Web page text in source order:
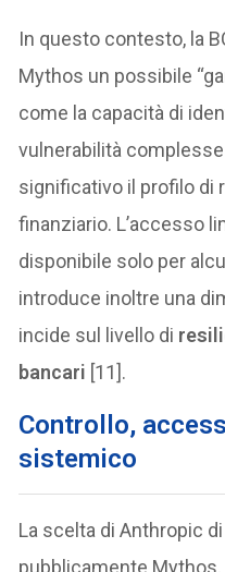
In questo contesto, la
Mythos un possibile
come la capacità di
vulnerabilità
significativo il profilo di
finanziario. L’accesso
disponibile solo per
introduce inoltre una
incide sul livello di
bancari [11].
Controllo,
sistemico
La scelta di Anthropic
pubblicamente Mythos,